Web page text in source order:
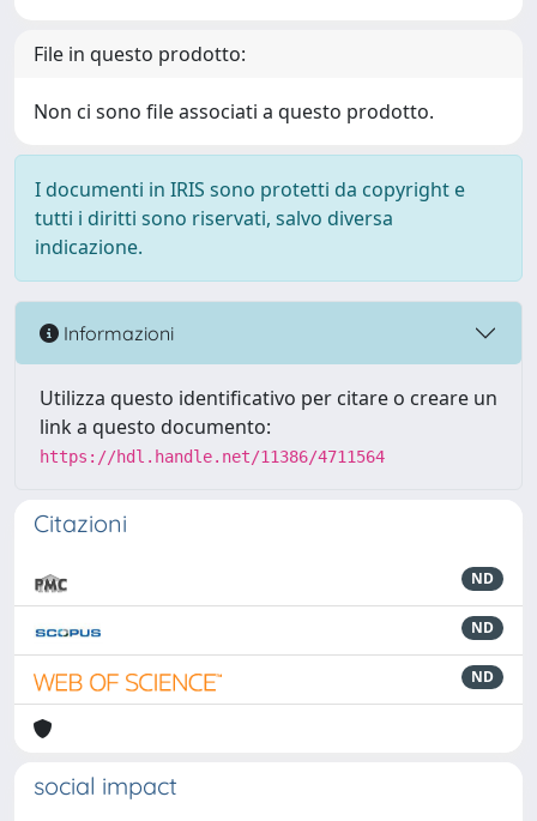
File in questo prodotto:
Non ci sono file associati a questo prodotto.
I documenti in IRIS sono protetti da copyright e
tutti i diritti sono riservati, salvo diversa
indicazione.
Informazioni
Utilizza questo identificativo per citare o creare un
link a questo documento:
https://hdl.handle.net/11386/4711564
Citazioni
ND
ND
ND
social impact